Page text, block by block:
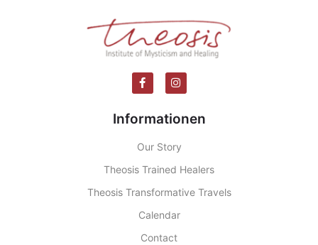
Informationen
Our Story
Theosis Trained Healers
Theosis Transformative Travels
Calendar
Contact